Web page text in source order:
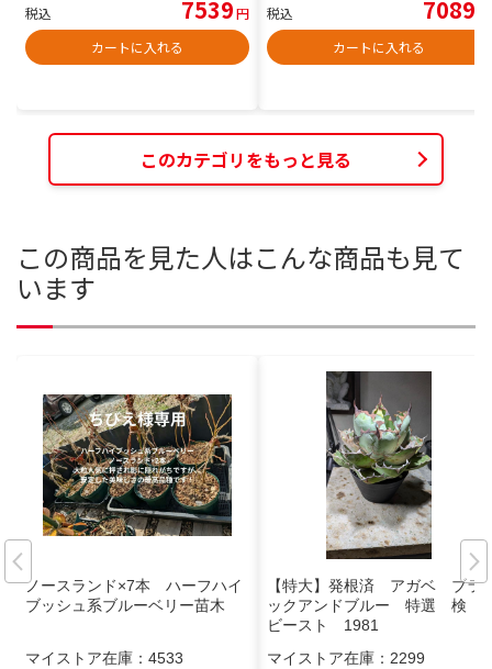
税込 7539円
カートに入れる
税込 7089
カートに入れる
このカテゴリをもっと見る
この商品を見た人はこんな商品も見て
います
ノースランド×7本 ハーフハイ
ブッシュ系ブルーベリー苗木
マイストア在庫： 4533
【特大】発根済 アガベ ブラ
ックアンドブルー 特選 検
ビースト 1981
マイストア在庫： 2299